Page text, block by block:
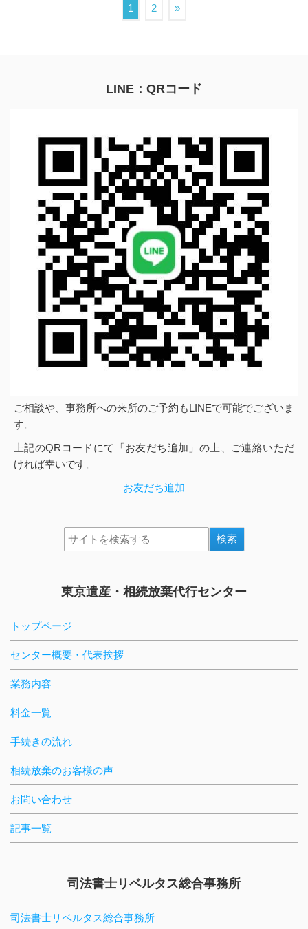
1 2 »
LINE：QRコード
ご相談や、事務所への来所のご予約もLINEで可能でございま
す。
上記のQRコードにて「お友だち追加」の上、ご連絡いただ
ければ幸いです。
お友だち追加
東京遺産・相続放棄代行センター
トップページ
センター概要・代表挨拶
業務内容
料金一覧
手続きの流れ
相続放棄のお客様の声
お問い合わせ
記事一覧
司法書士リベルタス総合事務所
司法書士リベルタス総合事務所